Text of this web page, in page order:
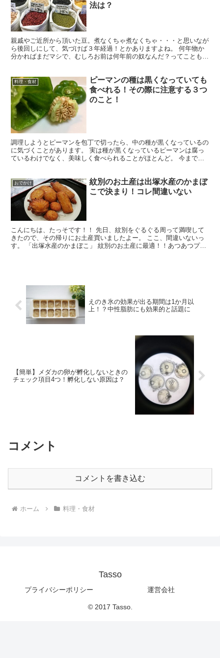
法は？
親戚やご近所から頂いた豆。煮なくちゃ煮なくちゃ・・・と思いなが
ら後回しにして、気づけば３年経過！とかありますよね。 何年物か
分かればまだマシで、むしろお前は何年前の奴なんだ？ってこともし
料理・食材
ピーマンの種は黒くなっていても
食べれる！その際に注意する３つ
のこと！
調理しようとピーマンを包丁で切ったら、中の種が黒くなっているの
に気づくことがあります。 実は種が黒くなっているピーマンは腐っ
ているわけでなく、美味しく食べられることがほとんど。 今までは
おでかけ
紋別のお土産は出塚水産のかまぼ
こで決まり！コレ間違いない
こんにちは、たっそです！！ 先日、紋別をぐるぐる周って満喫して
きたので、その帰りにお土産買いましたよー。 ここ、間違いないっ
す。 「出塚水産のかまぼこ」 紋別のお土産に最適！！あつあつプリ
えのき氷の効果が出る期間は1か月以
上！？中性脂肪にも効果的と話題に
【簡単】メダカの卵が孵化しないときの
チェック項目4つ！孵化しない原因は？
コメント
コメントを書き込む
ホーム 料理・食材
Tasso
プライバシーポリシー 運営会社
© 2017 Tasso.